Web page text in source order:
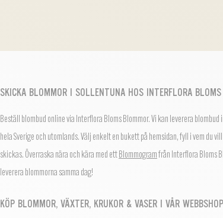
SKICKA BLOMMOR I SOLLENTUNA HOS INTERFLORA
Beställ blombud online via Interflora Bloms Blommor. Vi kan leverera blombud
hela Sverige och utomlands.Välj enkelt en bukett på hemsidan, fyll i vem du
skickas. Överraska nära och kära med ettBlommogramfrån Interflora Bloms
leverera blommorna samma dag!
KÖP BLOMMOR, VÄXTER, KRUKOR & VASER I VÅR WEBBSHOP